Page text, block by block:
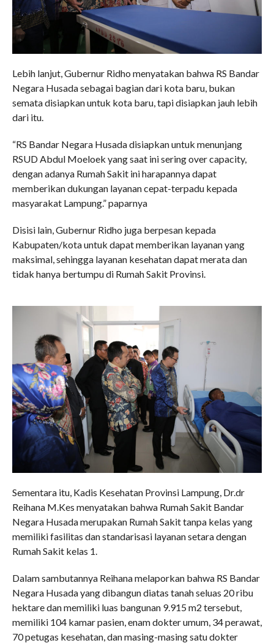
Lebih lanjut, Gubernur Ridho menyatakan bahwa RS Bandar
Negara Husada sebagai bagian dari kota baru, bukan
semata disiapkan untuk kota baru, tapi disiapkan jauh lebih
dari itu.
“RS Bandar Negara Husada disiapkan untuk menunjang
RSUD Abdul Moeloek yang saat ini sering over capacity,
dengan adanya Rumah Sakit ini harapannya dapat
memberikan dukungan layanan cepat-terpadu kepada
masyarakat Lampung.” paparnya
Disisi lain, Gubernur Ridho juga berpesan kepada
Kabupaten/kota untuk dapat memberikan layanan yang
maksimal, sehingga layanan kesehatan dapat merata dan
tidak hanya bertumpu di Rumah Sakit Provinsi.
Sementara itu, Kadis Kesehatan Provinsi Lampung, Dr.dr
Reihana M.Kes menyatakan bahwa Rumah Sakit Bandar
Negara Husada merupakan Rumah Sakit tanpa kelas yang
memiliki fasilitas dan standarisasi layanan setara dengan
Rumah Sakit kelas 1.
Dalam sambutannya Reihana melaporkan bahwa RS Bandar
Negara Husada yang dibangun diatas tanah seluas 20 ribu
hektare dan memiliki luas bangunan 9.915 m2 tersebut,
memiliki 104 kamar pasien, enam dokter umum, 34 perawat,
70 petugas kesehatan, dan masing-masing satu dokter